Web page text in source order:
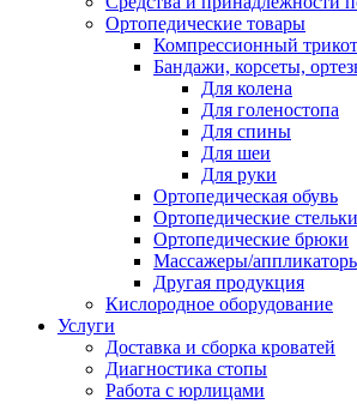
Ортопедические товары
Компрессионный
Бандажи, корсеты,
Для колена
Для голеностопа
Для спины
Для шеи
Для руки
Ортопедическая обувь
Ортопедические стельки
Ортопедические брюки
Массажеры/
Другая продукция
Кислородное оборудование
Услуги
Доставка и сборка кроватей
Диагностика стопы
Работа с юрлицами